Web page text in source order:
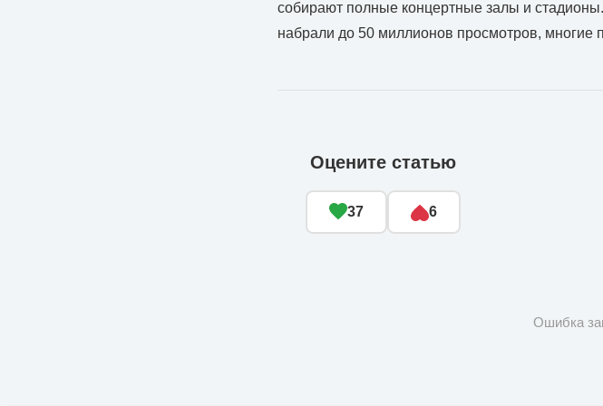
собирают полные концертные залы и
набрали до 50 миллионов просмотров, многие
Оцените статью
37 6
Ошибка